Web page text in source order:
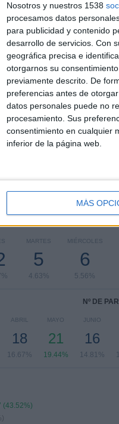
Nosotros y nuestros 1538
procesamos datos
para publicidad y contenido
desarrollo de servicios. Con
geográfica precisa e
otorgarnos su
previamente descrito. De
preferencias antes de
datos personales puede no
procesamiento. Sus
consentimiento en cualquier
inferior de la página web.
MÁS
51.85%
48.15%
MARTES
5
4.63%
MIÉRCOLES
6
5.56%
Nº DE
ABRIL
18
16.67%
MAYO
21
19.44%
JUNIO
16
14.81%
(43.52%)